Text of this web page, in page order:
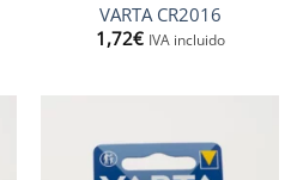
VARTA CR2016
1,72€ IVA incluido